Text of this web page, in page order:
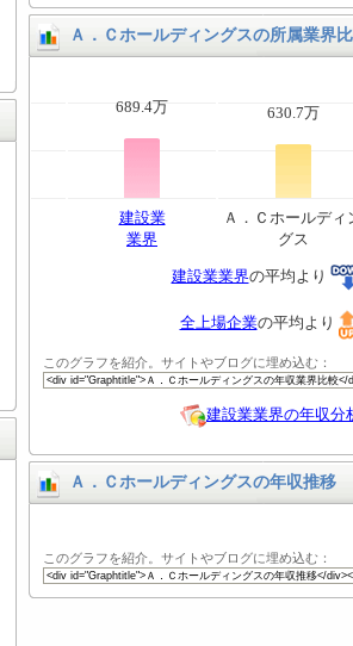
Ａ．Ｃホールディングスの所属業界
689.4万 630.7万
建設業
業界
Ａ．Ｃホールディ
グス
建設業業界の平均より
全上場企業の平均より
このグラフを紹介。サイトやブログに埋め込む：
建設業業界の年収分
Ａ．Ｃホールディングスの年収推移
このグラフを紹介。サイトやブログに埋め込む：